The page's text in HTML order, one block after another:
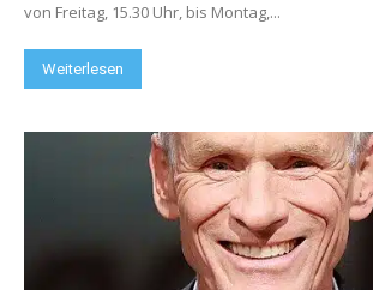
von Freitag, 15.30 Uhr, bis Montag,...
Weiterlesen